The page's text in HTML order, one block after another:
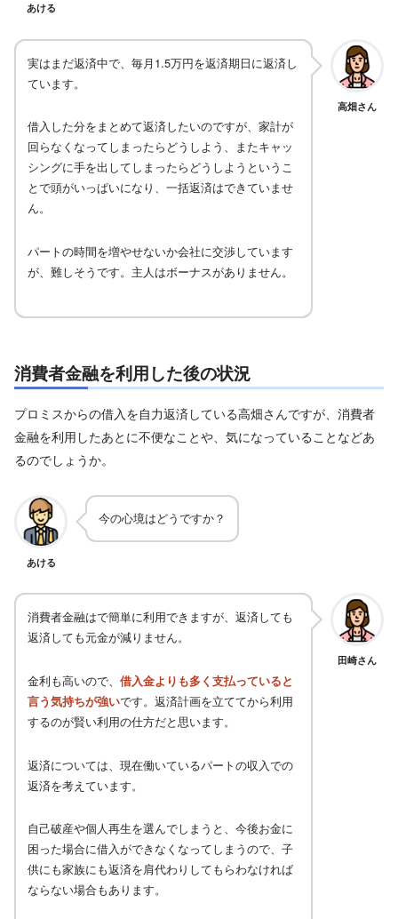
あける
実はまだ返済中で、毎月1.5万円を返済期日に返済し
ています。
借入した分をまとめて返済したいのですが、家計が
回らなくなってしまったらどうしよう、またキャッ
シングに手を出してしまったらどうしようというこ
とで頭がいっぱいになり、一括返済はできていませ
ん。
パートの時間を増やせないか会社に交渉しています
が、難しそうです。主人はボーナスがありません。
高畑さん
消費者金融を利用した後の状況
プロミスからの借入を自力返済している高畑さんですが、消費者
金融を利用したあとに不便なことや、気になっていることなどあ
るのでしょうか。
あける
今の心境はどうですか？
消費者金融はで簡単に利用できますが、返済しても
返済しても元金が減りません。
金利も高いので、 借入金よりも多く支払っていると
言う気持ちが強いです。返済計画を立ててから利用
するのが賢い利用の仕方だと思います。
返済については、現在働いているパートの収入での
返済を考えています。
自己破産や個人再生を選んでしまうと、今後お金に
困った場合に借入ができなくなってしまうので、子
供にも家族にも返済を肩代わりしてもらわなければ
ならない場合もあります。
田崎さん